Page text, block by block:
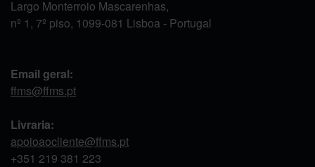
Largo Monterroio Mascarenhas,
nº 1, 7º piso, 1099-081 Lisboa - Portugal
Email geral:
ffms@ffms.pt
Livraria:
apoioaocliente@ffms.pt
+351 219 381 223